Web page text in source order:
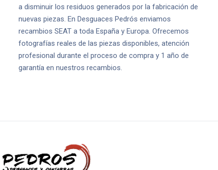
a disminuir los residuos generados por la fabricación de
nuevas piezas. En Desguaces Pedrós enviamos
recambios SEAT a toda España y Europa. Ofrecemos
fotografías reales de las piezas disponibles, atención
profesional durante el proceso de compra y 1 año de
garantía en nuestros recambios.